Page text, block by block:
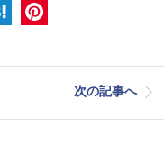
次の記事へ